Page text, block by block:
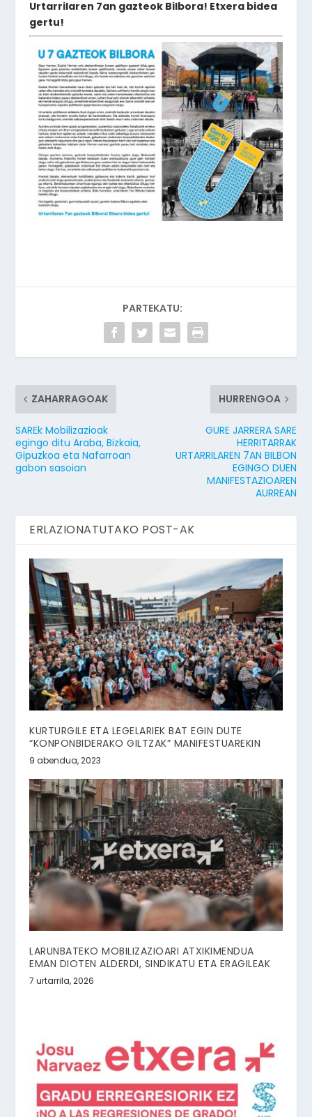
Urtarrilaren 7an gazteok Bilbora! Etxera bidea
gertu!
PARTEKATU:
ZAHARRAGOAK
SAREk Mobilizazioak
egingo ditu Araba, Bizkaia,
Gipuzkoa eta Nafarroan
gabon sasoian
HURRENGOA
GURE JARRERA SARE
HERRITARRAK
URTARRILAREN 7AN BILBON
EGINGO DUEN
MANIFESTAZIOAREN
AURREAN
ERLAZIONATUTAKO POST-AK
KURTURGILE ETA LEGELARIEK BAT EGIN DUTE
“KONPONBIDERAKO GILTZAK” MANIFESTUAREKIN
9 abendua, 2023
LARUNBATEKO MOBILIZAZIOARI ATXIKIMENDUA
EMAN DIOTEN ALDERDI, SINDIKATU ETA ERAGILEAK
7 urtarrila, 2026